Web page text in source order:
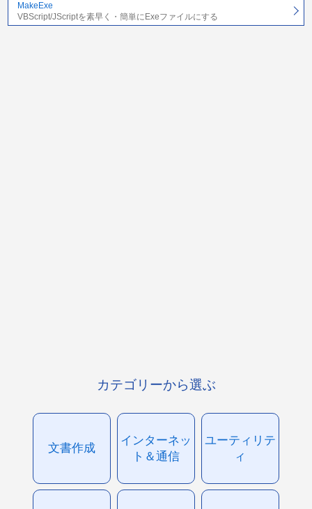
MakeExe
VBScript/JScriptを素早く・簡単にExeファイルにする
カテゴリーから選ぶ
文書作成
インターネッ
ト＆通信
ユーティリテ
ィ